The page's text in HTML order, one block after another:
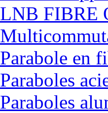
LNB FIBRE
Parabole en
Paraboles
Paraboles